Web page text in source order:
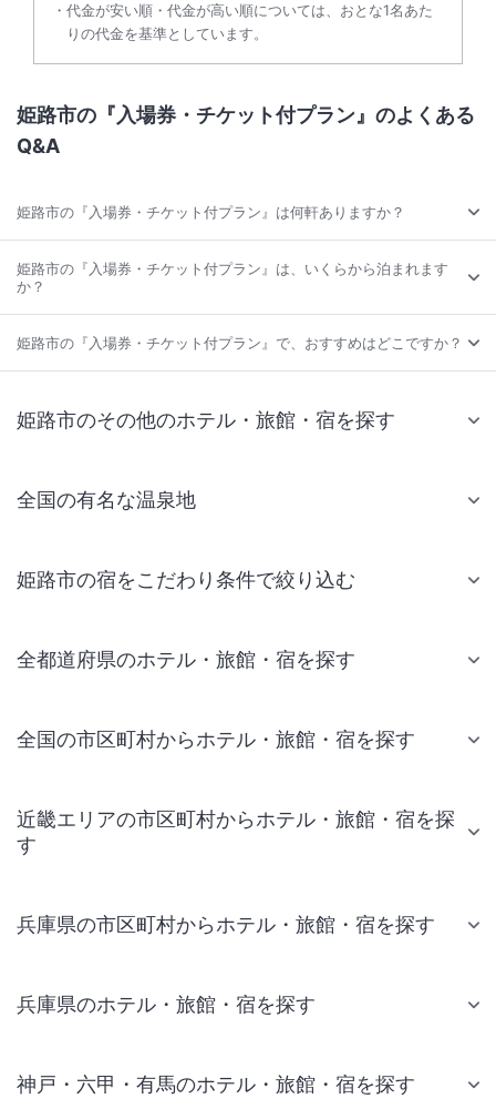
代金が安い順・代金が高い順については、おとな1名あた
りの代金を基準としています。
姫路市の『入場券・チケット付プラン』のよくある
Q&A
姫路市の『入場券・チケット付プラン』は何軒ありますか？
姫路市の『入場券・チケット付プラン』は、いくらから泊まれます
か？
姫路市の『入場券・チケット付プラン』で、おすすめはどこですか？
姫路市のその他のホテル・旅館・宿を探す
全国の有名な温泉地
姫路市の宿をこだわり条件で絞り込む
全都道府県のホテル・旅館・宿を探す
全国の市区町村からホテル・旅館・宿を探す
近畿エリアの市区町村からホテル・旅館・宿を探
す
兵庫県の市区町村からホテル・旅館・宿を探す
兵庫県のホテル・旅館・宿を探す
神戸・六甲・有馬のホテル・旅館・宿を探す